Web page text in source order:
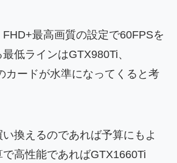
最高画質の設定で60FPSを
低ラインはGTX980Ti、
カードが水準になってくると考
換えるのであれば予算にもよ
で高性能であればGTX1660Ti